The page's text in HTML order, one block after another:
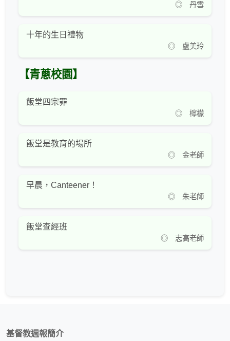
◎ 丹雪
十年的生日禮物
◎ 盧美玲
【青蔥校園】
飯堂四宗罪
◎ 檸檬
飯堂是教育的場所
◎ 金老師
早晨，Canteener！
◎ 朱老師
飯堂查經班
◎ 志高老師
基督教週報簡介